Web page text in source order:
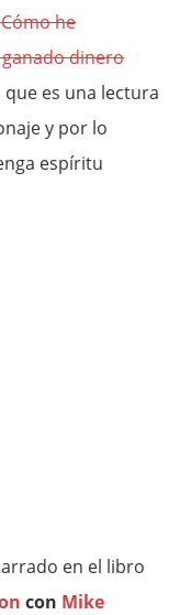
he
dinero
que es una lectura
y por lo
espíritu
en el libro
con Mike